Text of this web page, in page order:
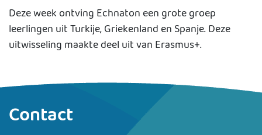
Deze week ontving Echnaton een grote groep
leerlingen uit Turkije, Griekenland en Spanje. Deze
uitwisseling maakte deel uit van Erasmus+.
Contact